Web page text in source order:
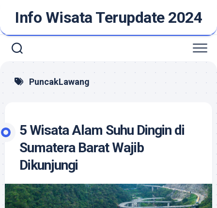
contentInfo Wisata Terupdate 2024
PuncakLawang
5 Wisata Alam Suhu Dingin di
Sumatera Barat Wajib
Dikunjungi